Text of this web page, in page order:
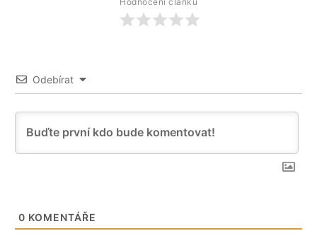
Odebírat
0 KOMENTÁŘE